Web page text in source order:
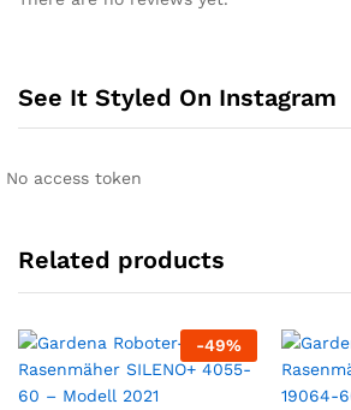
See It Styled On Instagram
No access token
Related products
-49%